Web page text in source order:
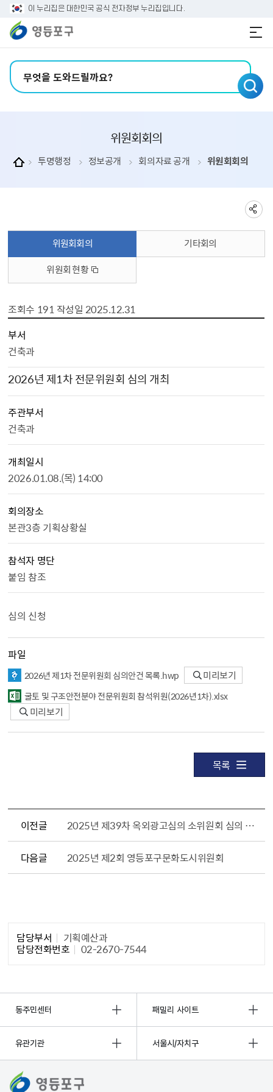
본문 바로가기
주메뉴 바로가기
이 누리집은 대한민국 공식 전자정부 누리집입니다.
위원회회의
투명행정 정보공개 회의자료 공개 위원회회의
위원회회의
기타회의
위원회 현황
조회수 191 작성일 2025.12.31
부서
건축과
2026년 제1차 전문위원회 심의 개최
주관부서
건축과
개최일시
2026.01.08.(목) 14:00
회의장소
본관3층 기획상황실
참석자 명단
붙임 참조
심의 신청
파일
2026년 제1차 전문위원회 심의안건 목록.hwp
미리보기
굴토 및 구조안전분야 전문위원회 참석위원（2026년1차）.xlsx
미리보기
목록
이전글 2025년 제39차 옥외광고심의 소위원회 심의 결과
다음글 2025년 제2회 영등포구문화도시위원회
담당부서 기획예산과
담당전화번호 02-2670-7544
동주민센터 패밀리 사이트
유관기관 서울시/자치구